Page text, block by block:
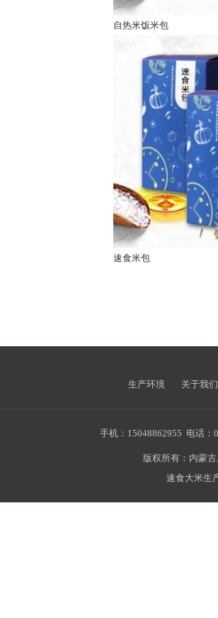
自热米饭米包
速食米包
生产环境 关于我们
手机：15048862955 电话：
版权所有：内蒙
速食大米生